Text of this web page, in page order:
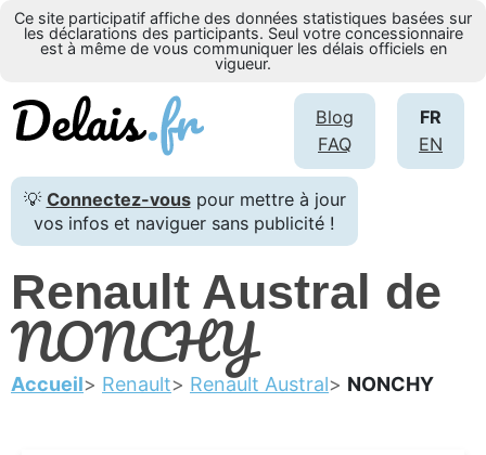
Ce site participatif affiche des données statistiques basées sur
les déclarations des participants. Seul votre concessionnaire
est à même de vous communiquer les délais officiels en
vigueur.
FR
EN
Blog
FAQ
💡 Connectez-vouspour mettre à jour
vos infos et naviguer sans publicité !
Renault Austral de
NONCHY
Accueil Renault Renault Austral NONCHY